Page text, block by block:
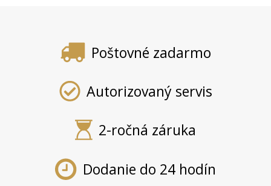
Poštovné zadarmo
Autorizovaný servis
2-ročná záruka
Dodanie do 24 hodín